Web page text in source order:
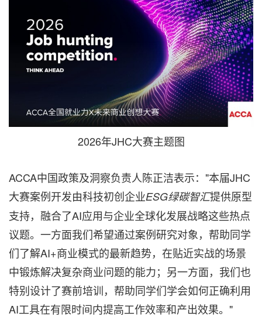
2026年JHC大赛主题图
ACCA中国政策及洞察负责人陈正洁表示："本届JHC
大赛案例开发由科技初创企业ESG绿碳智汇提供原型
支持，融合了AI应用与企业全球化发展战略这些热点
议题。一方面我们希望通过案例研究对象，帮助同学
们了解AI+商业模式的最新趋势，在贴近实战的场景
中锻炼解决复杂商业问题的能力；另一方面，我们也
特别设计了赛前培训，帮助同学们学会如何正确利用
AI工具在有限时间内提高工作效率和产出效果。"